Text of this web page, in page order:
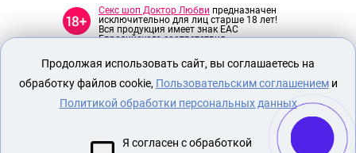
Секс шоп Доктор Любви предназначен
исключительно для лиц старше 18 лет!
Вся продукция имеет знак EAC
Евразийского соответствия.
О МАГАЗИНЕ
ОПЛАТА И ДОСТАВКА
ЭРОТИЧЕСКОЕ БЕЛЬЕ
Продолжая использовать сайт, вы соглашаетесь на
обработку файлов cookie, Пользовательским соглашениеми
Политикой обработки персональных данных
Я согласен с обработкой